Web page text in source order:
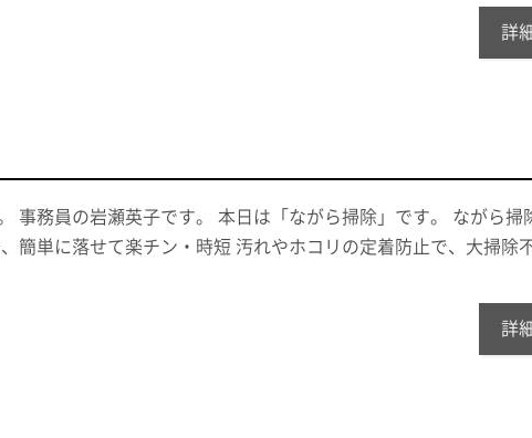
詳
事務員の岩瀬英子です。 本日は「ながら掃除」です。 ながら掃
簡単に落せて楽チン・時短 汚れやホコリの定着防止で、大掃除
詳